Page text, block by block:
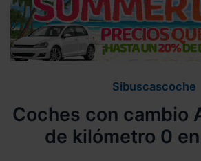
Sibuscascoche
Coches con cambio
de kilómetro 0